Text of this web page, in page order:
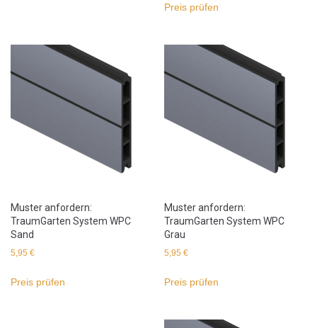
Preis prüfen
Muster anfordern:
TraumGarten System WPC
Sand
5,95 €
Preis prüfen
Muster anfordern:
TraumGarten System WPC
Grau
5,95€
Preis prüfen